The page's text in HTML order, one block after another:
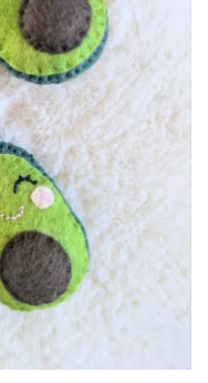
options
peuvent
être
choisies
sur
la
page
du
produit